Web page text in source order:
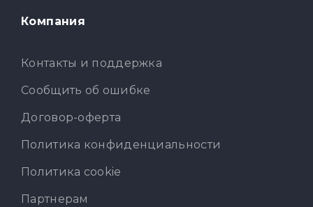
Компания
Контакты и поддержка
Сообщить об ошибке
Договор-оферта
Политика конфиденциальности
Политика cookie
Партнерам